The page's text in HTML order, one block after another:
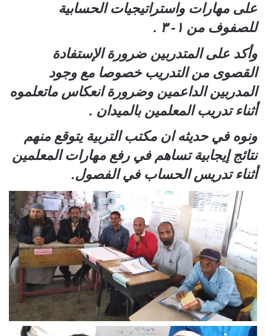
على مهارات واستراتيجيات الحسابية
للصفوف من ١- ٣ .
وأكد على المتدربين ضرورة الإستفادة
القصوى من التدريب خصوصا مع وجود
المدربين الداعمين وضرورة انعكاس ماتعلموه
أثناء تدريب المعلمين بالميدان .
ونوه في حديثه ان مكتب التربية يتوقع منهم
نتائج إيجابية تساهم في رفع مهارات المعلمين
أثناء تدريس الحساب في الفصول.